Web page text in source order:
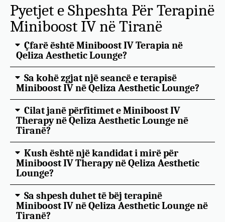
Pyetjet e Shpeshta Për Terapinë
Miniboost IV në Tiranë
Çfarë është Miniboost IV Terapia në
Qeliza Aesthetic Lounge?
Sa kohë zgjat një seancë e terapisë
Miniboost IV në Qeliza Aesthetic Lounge?
Cilat janë përfitimet e Miniboost IV
Therapy në Qeliza Aesthetic Lounge në
Tiranë?
Kush është një kandidat i mirë për
Miniboost IV Therapy në Qeliza Aesthetic
Lounge?
Sa shpesh duhet të bëj terapinë
Miniboost IV në Qeliza Aesthetic Lounge në
Tiranë?